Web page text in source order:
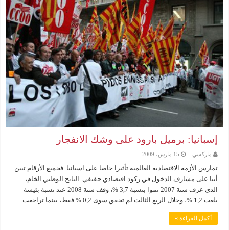
إسبانيا: برميل بارود على وشك الانفجار
ماركسي 15 مارس، 2009
تمارس الأزمة الاقتصادية العالمية تأثيرا خاصا على اسبانيا. فجميع الأرقام تبين
أننا على مشارف الدخول في ركود اقتصادي حقيقي. الناتج الوطني الخام،
الذي عرف سنة 2007 نموا بنسبة 3,7 %، وقف سنة 2008 عند نسبة بئيسة
بلغت 1,2 %، وخلال الربع الثالث لم تحقق سوى 0,2 % فقط، بينما تراجعت ...
أكمل القراءة »